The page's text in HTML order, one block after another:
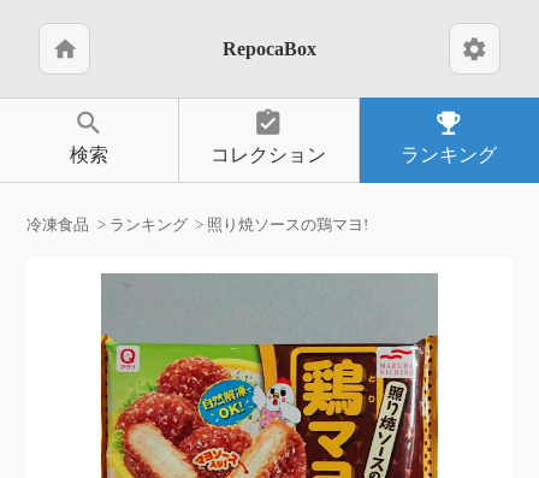
home RepocaBox settings
search
検索
assignment_turned_in
コレクション
emoji_events
ランキング
冷凍食品 ランキング 照り焼ソースの鶏マヨ!